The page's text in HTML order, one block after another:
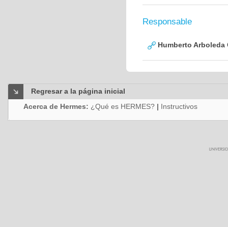
Responsable
Humberto Arboleda
Regresar a la página inicial
Acerca de Hermes: ¿Qué es HERMES? | Instructivos